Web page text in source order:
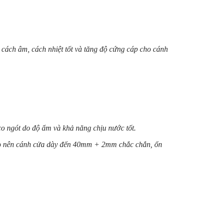
âm, cách nhiệt tốt và tăng độ cứng cáp cho cánh
ngót do độ ẩm và khả năng chịu nước tốt.
cánh cửa dày đến 40mm + 2mm chắc chắn, ổn